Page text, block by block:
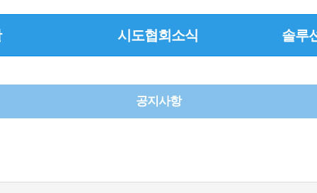
시도협회소식 솔루
공지사항